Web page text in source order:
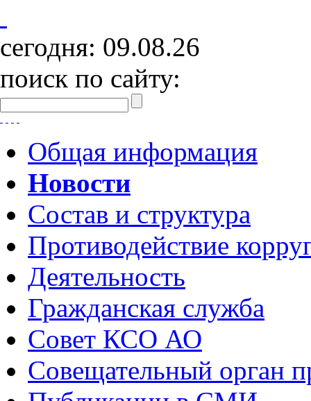
сегодня: 09.08.26
поиск по сайту:
Общая информация
Новости
Состав и структура
Противодействие
Деятельность
Гражданская служба
Совет КСО АО
Совещательный орган